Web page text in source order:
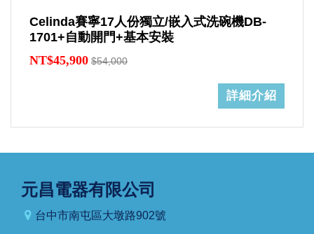
Celinda賽寧17人份獨立/嵌入式洗碗機DB-
1701+自動開門+基本安裝
NT$45,900 $54,000
詳細介紹
元昌電器有限公司
台中市南屯區大墩路902號